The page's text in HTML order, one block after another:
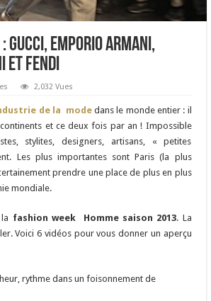
Gucci, Emporio Armani,
et Fendi
2,032 Vues
de la modedans le monde entier : il
et ce deux fois par an ! Impossible
stylites, designers, artisans, « petites
Les plus importantes sont Paris (la plus
prendre une place de plus en plus
mondiale.
fashion week Homme saison 2013. La
Voici 6 vidéos pour vous donner un aperçu
rythme dans un foisonnement de